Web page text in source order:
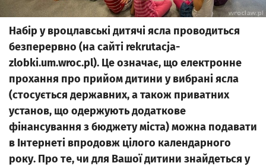
Набір у вроцлавські дитячі ясла проводиться
безперервно (на сайті rekrutacja-
zlobki.um.wroc.pl). Це означає, що електронне
прохання про прийом дитини у вибрані ясла
(стосується державних, а також приватних
установ, що одержують додаткове
фінансування з бюджету міста) можна подавати
в Інтернеті впродовж цілого календарного
року. Про те, чи для Вашої дитини знайдеться у